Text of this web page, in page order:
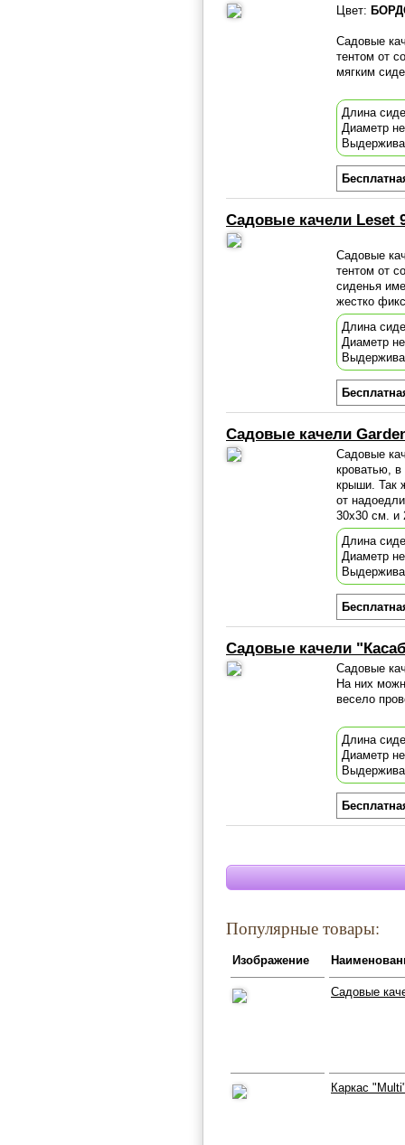
Цвет:
Садовые
тентом от
мягким
Длина
Диаметр
Садовые качели Leset
Садовые
тентом от
сиденья
жестко
Длина
Диаметр
Садовые качели
Садовые
кроватью,
крыши. Так
от
30х30 см. и
Длина
Диаметр
Садовые качели
Садовые
На них
весело
Длина
Диаметр
Популярные товары:
Изображение
Садовые
Каркас